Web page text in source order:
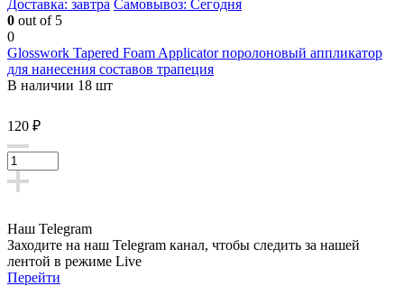
Доставка: завтра Самовывоз: Сегодня
0 out of 5
0
Glosswork Tapered Foam Applicator поролоновый аппликатор
для нанесения составов трапеция
В наличии 18 шт
120 ₽
Наш Telegram
Заходите на наш Telegram канал, чтобы следить за нашей
лентой в режиме Live
Перейти